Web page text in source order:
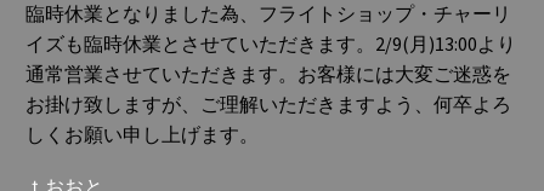
臨時休業となりました為、フライトショップ・チャーリ
イズも臨時休業とさせていただきます。2/9(月)13:00より
通常営業させていただきます。 お客様には大変ご迷惑を
お掛け致しますが、ご理解いただきますよう、何卒よろ
しくお願い申し上げます。
ｔおおと